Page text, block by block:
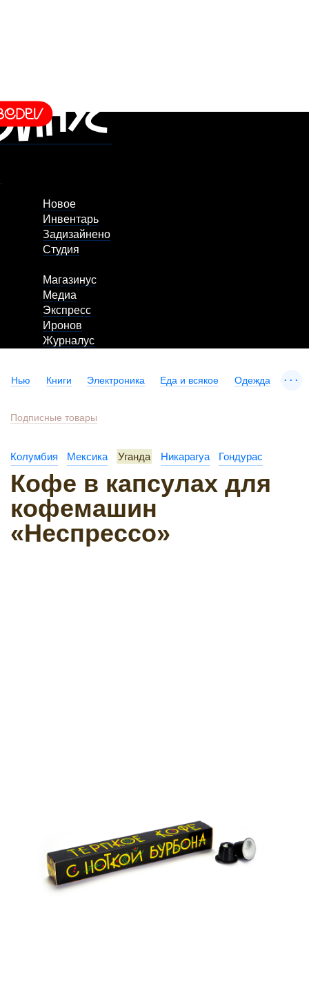
Новое
Инвентарь
Задизайнено
Студия
Магазинус
Медиа
Экспресс
Иронов
Журналус
Нью Книги Электроника Еда и всякое Одежда ...
Подписные товары
Колумбия Мексика Уганда Никарагуа Гондурас
Кофе в капсулах для
кофемашин
«Неспрессо»